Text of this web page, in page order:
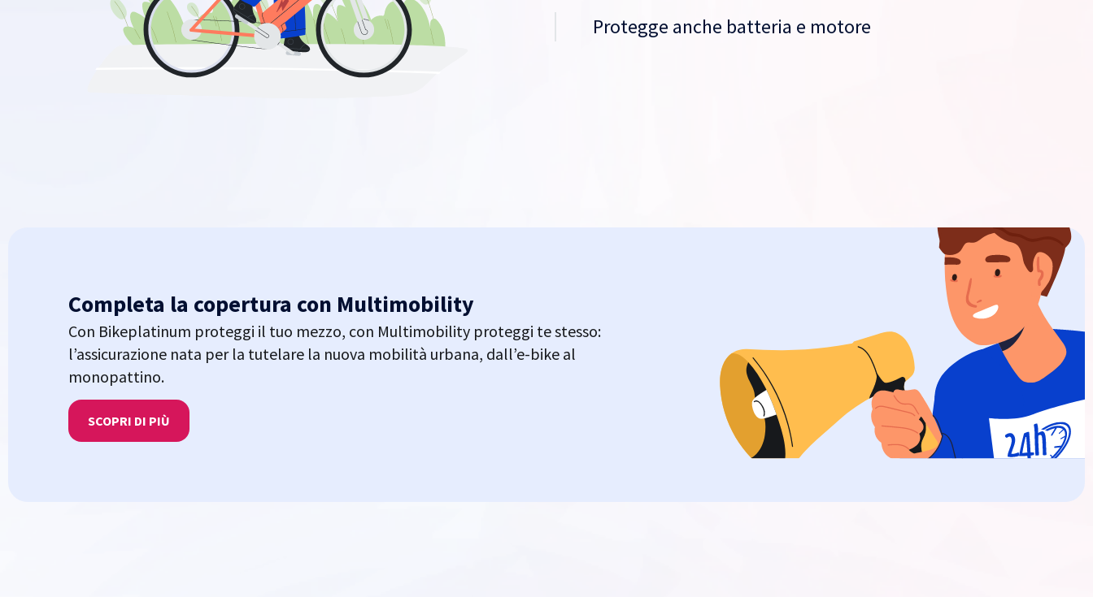
Protegge anche batteria e motore
Completa la copertura con Multimobility
Con Bikeplatinum proteggi il tuo mezzo, con Multimobility proteggi te stesso:
l’assicurazione nata per la tutelare la nuova mobilità urbana, dall’e-bike al
monopattino.
SCOPRI DI PIÙ